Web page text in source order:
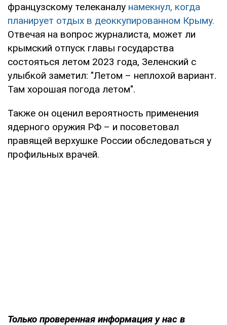
французскому телеканалу намекнул, когда
планирует отдых в деоккупированном Крыму.
Отвечая на вопрос журналиста, может ли
крымский отпуск главы государства
состояться летом 2023 года, Зеленский с
улыбкой заметил: "Летом – неплохой вариант.
Там хорошая погода летом".
Также он оценил вероятность применения
ядерного оружия РФ – и посоветовал
правящей верхушке России обследоваться у
профильных врачей.
Только проверенная информация у нас в